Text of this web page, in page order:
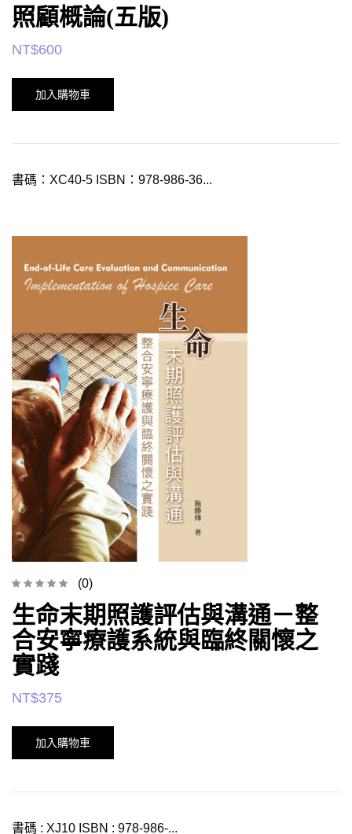
照顧概論(五版)
NT$600
加入購物車
書碼：XC40-5 ISBN：978-986-36...
(0)
生命末期照護評估與溝通－整
合安寧療護系統與臨終關懷之
實踐
NT$375
加入購物車
書碼 : XJ10 ISBN : 978-986-...